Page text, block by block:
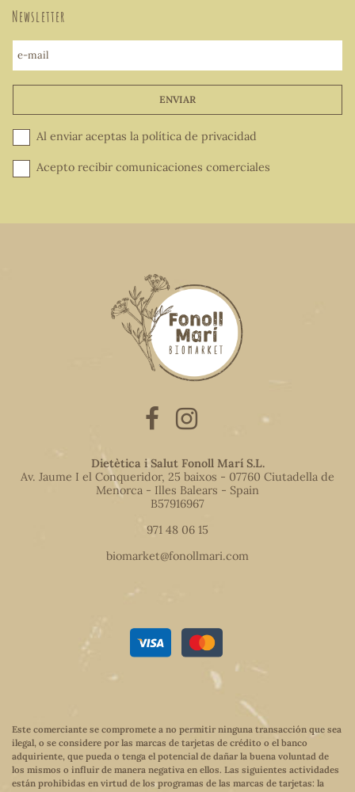
Newsletter
e-mail
ENVIAR
Al enviar aceptas la política de privacidad
Acepto recibir comunicaciones comerciales
Dietètica i Salut Fonoll Marí S.L.
Av. Jaume I el Conqueridor, 25 baixos - 07760 Ciutadella de
Menorca - Illes Balears - Spain
B57916967
971 48 06 15
biomarket@fonollmari.com
Este comerciante se compromete a no permitir ninguna transacción que sea
ilegal, o se considere por las marcas de tarjetas de crédito o el banco
adquiriente, que pueda o tenga el potencial de dañar la buena voluntad de
los mismos o influir de manera negativa en ellos. Las siguientes actividades
están prohibidas en virtud de los programas de las marcas de tarjetas: la